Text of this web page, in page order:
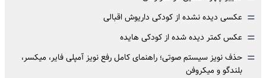
= عکسی دیده نشده از کودکی داریوش اقبالی
= عکس کمتر دیده شده از کودکی هایده
= حذف نویز سیستم صوتی؛ راهنمای کامل رفع نویز آمپلی فایر، میکسر،
بلندگو و میکروفن